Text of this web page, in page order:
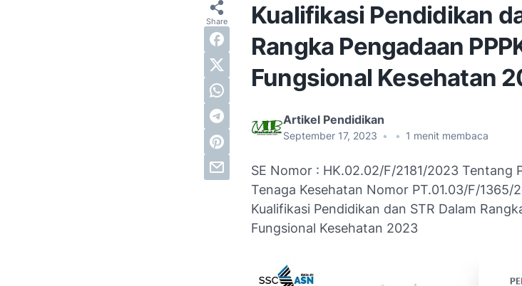
Kualifikasi Pendidikan
Rangka Pengadaan
Fungsional Kesehatan
Artikel Pendidikan
September 17, 2023 • • 1 menit membaca
SE Nomor : HK.02.02/F/2181/2023 Tentang
Tenaga Kesehatan Nomor PT.01.03/F/
Kualifikasi Pendidikan dan STR Dalam
Fungsional Kesehatan 2023